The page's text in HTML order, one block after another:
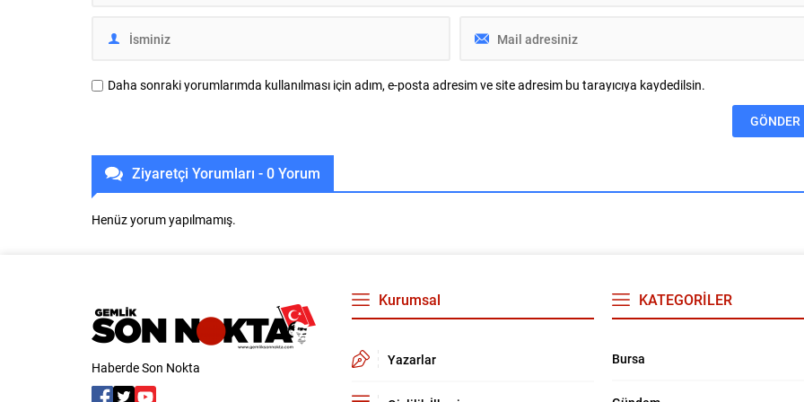
Daha sonraki yorumlarımda kullanılması için adım, e-posta adresim ve site adresim bu tarayıcıya kaydedilsin.
Ziyaretçi Yorumları - 0 Yorum
Henüz yorum yapılmamış.
Haberde Son Nokta
Kurumsal
Yazarlar
KATEGORİLER
Bursa